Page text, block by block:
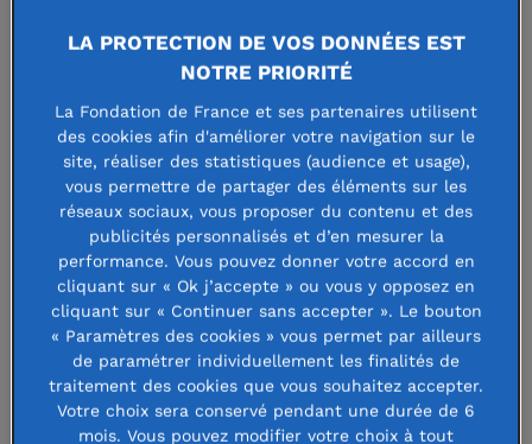
imaginer de nouveaux
parcours de vie et de
soins
16 juillet 2018
Comment améliorer
l’accompagnement des personnes
souffrant de troubles psychiques ?
LA PROTECTION DE VOS DONNÉES EST
NOTRE PRIORITÉ
La Fondation de France et ses partenaires utilisent
des cookies afin d'améliorer votre navigation sur le
site, réaliser des statistiques (audience et usage),
vous permettre de partager des éléments sur les
réseaux sociaux, vous proposer du contenu et des
publicités personnalisés et d’en mesurer la
performance. Vous pouvez donner votre accord en
cliquant sur « Ok j’accepte » ou vous y opposez en
cliquant sur « Continuer sans accepter ». Le bouton
« Paramètres des cookies » vous permet par ailleurs
de paramétrer individuellement les finalités de
traitement des cookies que vous souhaitez accepter.
Votre choix sera conservé pendant une durée de 6
mois. Vous pouvez modifier votre choix à tout